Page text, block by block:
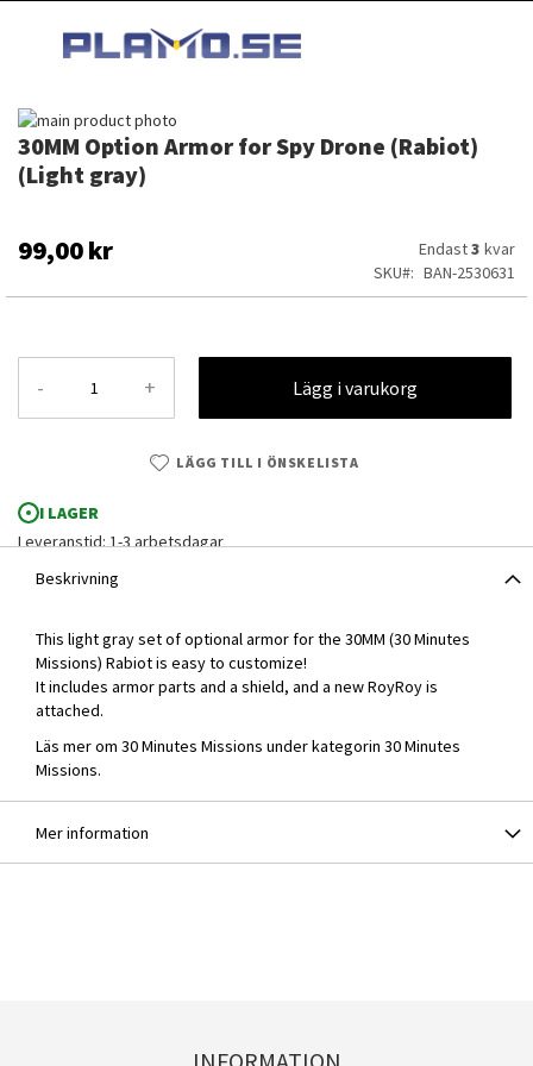
INNEHÅLLET
30MM Option Armor for Spy Drone (Rabiot)
(Light gray)
99,00 kr Endast3 kvar
SKU
BAN-2530631
- + Lägg i varukorg
LÄGG TILL I ÖNSKELISTA
I LAGER
Leveranstid: 1-3 arbetsdagar
Hoppa
till
slutet
av
30MM Option Armor for Spy Drone (Rabiot) (Light gray)
Hoppa
till
början
bildgalleriet
Beskrivning
This light gray set of optional armor for the 30MM (30 Minutes
Missions) Rabiot is easy to customize!
It includes armor parts and a shield, and a new RoyRoy is
attached.
Läs mer om 30 Minutes Missions under kategorin 30 Minutes
Missions.
Mer information